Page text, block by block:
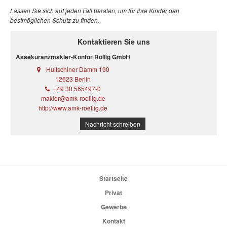
Lassen Sie sich auf jeden Fall beraten, um für Ihre Kinder den
bestmöglichen Schutz zu finden.
Kontaktieren Sie uns
Assekuranzmakler-Kontor Röllig GmbH
Hultschiner Damm 190
12623 Berlin
+49 30 565497-0
makler@amk-roellig.de
http://www.amk-roellig.de
Nachricht schreiben
Startseite
Privat
Gewerbe
Kontakt